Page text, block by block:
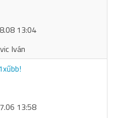
13:04
Iván
13:58